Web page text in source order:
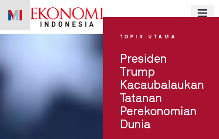
TOPIK UTAMA
Presiden
Trump
Kacaubalaukan
Tatanan
Perekonomian
Dunia